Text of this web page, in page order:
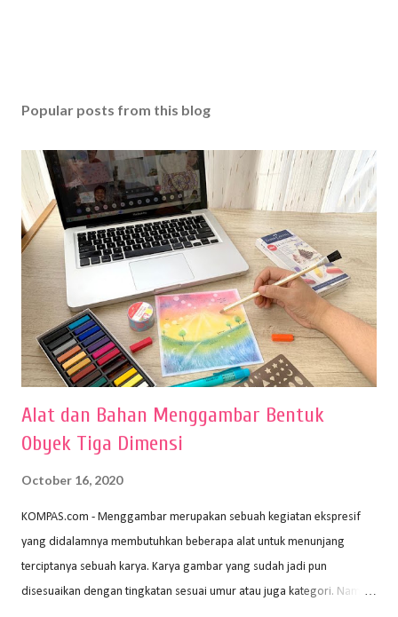
Popular posts from this blog
Alat dan Bahan Menggambar Bentuk
Obyek Tiga Dimensi
October 16, 2020
KOMPAS.com - Menggambar merupakan sebuah kegiatan ekspresif
yang didalamnya membutuhkan beberapa alat untuk menunjang
terciptanya sebuah karya. Karya gambar yang sudah jadi pun
disesuaikan dengan tingkatan sesuai umur atau juga kategori. Namun,